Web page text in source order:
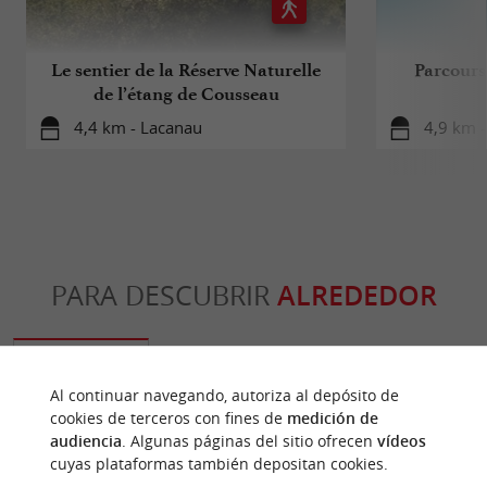
Le sentier de la Réserve Naturelle
de l’étang de Cousseau
4,4 km - Lacanau 4,9 km
PARA DESCUBRIR ALREDEDOR
Al continuar navegando, autoriza al depósito de
cookies de terceros con fines de medición de
audiencia. Algunas páginas del sitio ofrecen vídeos
cuyas plataformas también depositan cookies.